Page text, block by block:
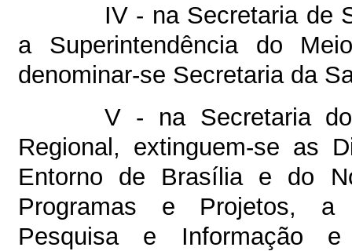
IV - na Secretaria de
a Superintendência do
denominar-se Secretaria da
V - na Secretaria
Regional, extinguem-se as
Entorno de Brasília e do
Programas e Projetos, a
Pesquisa e Informação